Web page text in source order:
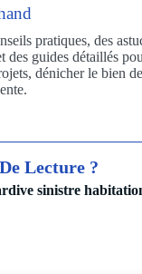
pratiques, des
des guides détaillés
dénicher le bien
Lecture ?
sinistre